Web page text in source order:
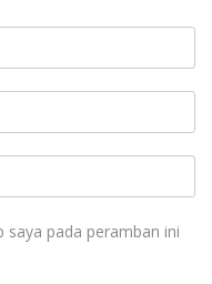
saya pada peramban ini